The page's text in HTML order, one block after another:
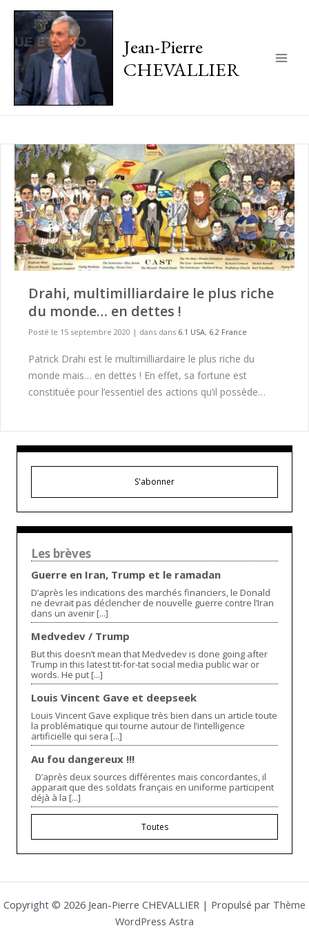
Jean-Pierre
CHEVALLIER
Drahi, multimilliardaire le plus riche
du monde… en dettes !
Posté le 15 septembre 2020 | dans dans 6.1 USA, 6.2 France
Patrick Drahi est le multimilliardaire le plus riche du
monde mais… en dettes ! En effet, sa fortune est
constituée pour l’essentiel des actions qu’il possède…
S'abonner
Les brèves
Guerre en Iran, Trump et le ramadan
D’après les indications des marchés financiers, le Donald
ne devrait pas déclencher de nouvelle guerre contre l’Iran
dans un avenir [...]
Medvedev / Trump
But this doesn’t mean that Medvedev is done going after
Trump in this latest tit-for-tat social media public war or
words. He put [...]
Louis Vincent Gave et deepseek
Louis Vincent Gave explique très bien dans un article toute
la problématique qui tourne autour de l’intelligence
artificielle qui sera [...]
Au fou dangereux !!!
D’après deux sources différentes mais concordantes, il
apparait que des soldats français en uniforme participent
déjà à la [...]
Toutes
Copyright © 2026 Jean-Pierre CHEVALLIER | Propulsé par Thème
WordPress Astra